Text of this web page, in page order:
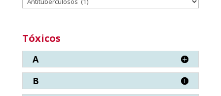
Tóxicos
A
B